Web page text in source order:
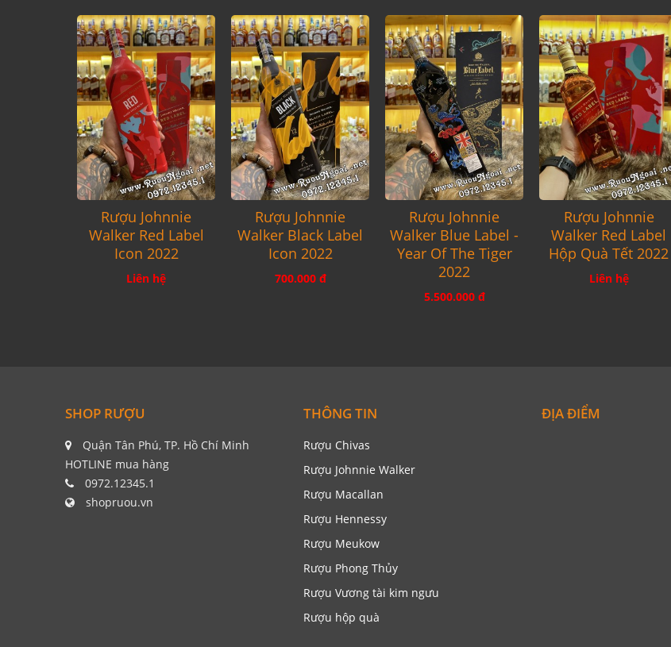
Rượu Johnnie
Walker Red Label
Icon 2022
Liên hệ
Rượu Johnnie
Walker Black Label
Icon 2022
700.000 đ
Rượu Johnnie
Walker Blue Label -
Year Of The Tiger
2022
5.500.000 đ
Rượu Johnnie
Walker Red Label
Hộp Quà Tết 2022
Liên hệ
SHOP RƯỢU
Quận Tân Phú, TP. Hồ Chí Minh
HOTLINE mua hàng
0972.12345.1
shopruou.vn
THÔNG TIN
Rượu Chivas
Rượu Johnnie Walker
Rượu Macallan
Rượu Hennessy
Rượu Meukow
Rượu Phong Thủy
Rượu Vương tài kim ngưu
Rượu hộp quà
ĐỊA ĐIỂM